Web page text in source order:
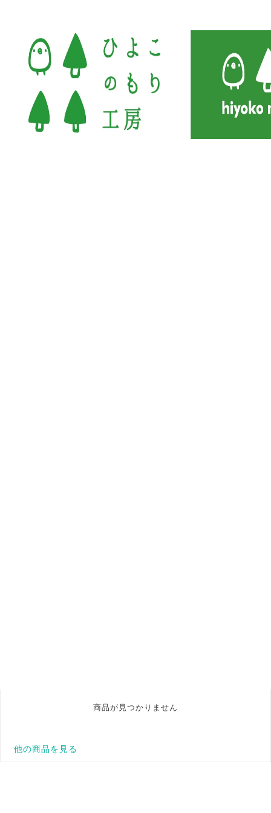
商品が見つかりません
他の商品を見る